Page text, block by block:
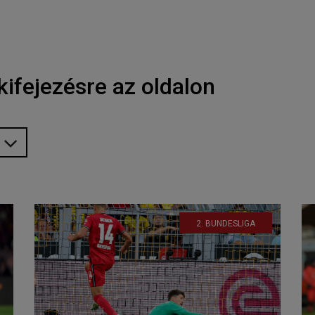
az oldalon
2. BUNDESLIGA